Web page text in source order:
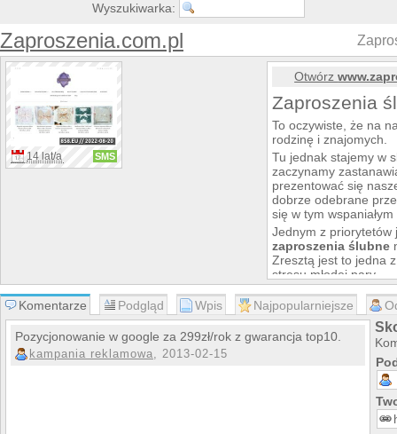
Wyszukiwarka:
Zaproszenia.com.pl
14 lat/a SMS
Otwórz
Zaproszenia
To oczywiste, że na
rodzinę i znajomych.
Tu jednak stajemy w
zaczynamy
prezentować się
dobrze odebrane
się w tym
Jednym z priorytetów
zaproszenia ślubne
Zresztą jest to jedna
stresu młodej pary.
W polskich miastach
kompleksowe salony
ślubne. Jest to
branży ślubnej oraz
Przeważająca liczba
drobnych
bowiem, że o ich
wesele, bo one są
od wyglądu i rodzaju
Komentarze Podgląd Wpis Najpopularniejsze
Pozycjonowanie w google za 299zł/rok z gwarancja top10.
kampania reklamowa, 2013-02-15